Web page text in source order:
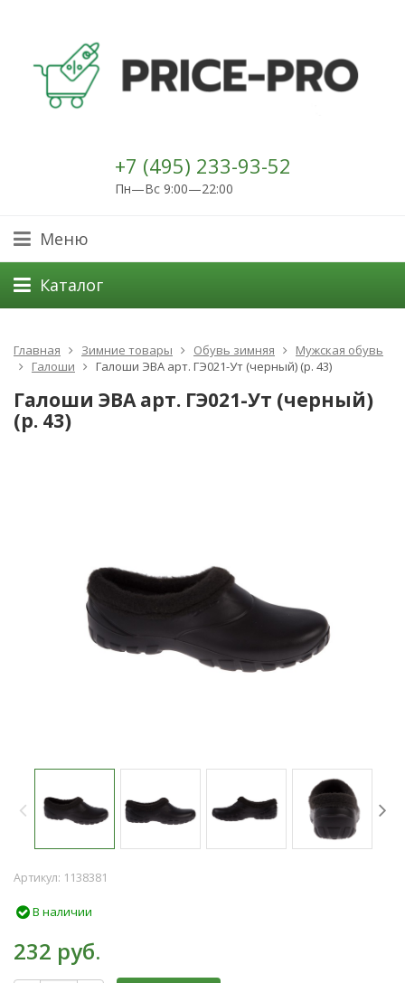
+7 (495) 233-93-52
Пн—Вс 9:00—22:00
Меню
Каталог
Главная Зимние товары Обувь зимняя
Мужская обувь
Галоши
Галоши ЭВА арт. ГЭ021-Ут (черный) (р. 43)
Галоши ЭВА арт. ГЭ021-Ут (черный)
(р. 43)
Артикул: 1138381
В наличии
232 руб.